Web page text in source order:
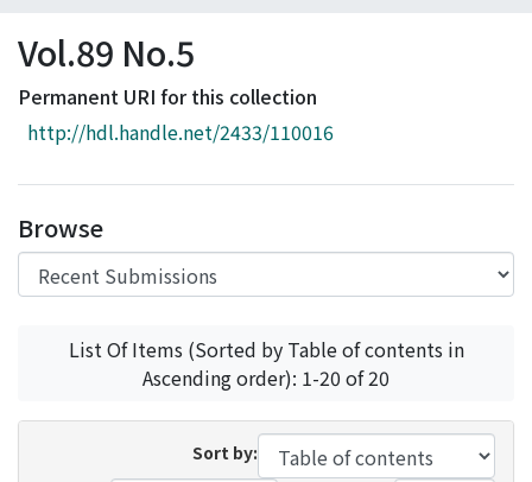
Browse
Download Ranking
Access Statistics
Vol.89 No.5
Permanent URI for this collection
http://hdl.handle.net/2433/110016
Browse
List Of Items (Sorted by Table of contents in
Ascending order): 1-20 of 20
Sort by: